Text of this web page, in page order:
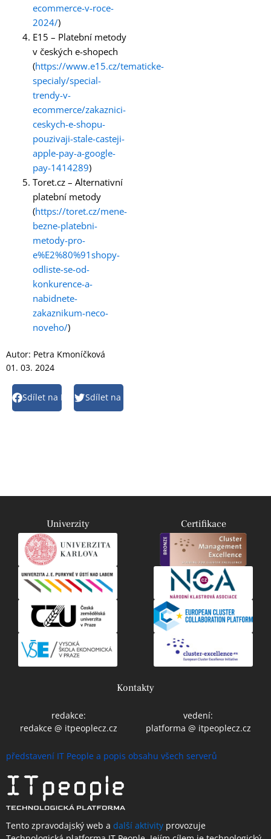
ecommerce-v-roce-
2024/)
E15 – Platební metody
v českých e-shopech
(https://www.e15.cz/tematicke-
specialy/special-
trendy-v-
ecommerce/zakaznici-
ceskych-e-shopu-
pouzivaji-stale-casteji-
apple-pay-a-google-
pay-1414289)
Toret.cz – Alternativní
platební metody
(https://toret.cz/mene-
bezne-platebni-
metody-pro-
e%E2%80%91shopy-
odliste-se-od-
konkurence-a-
nabidnete-
zakaznikum-neco-
noveho/)
Autor: Petra Kmoníčková
01. 03. 2024
Sdílet na FacebookSdílet na Twitter
Univerzity Certifikace
Kontakty
redakce:
redakce @ itpeoplecz.cz
vedení:
platforma @ itpeoplecz.cz
představení IT People a popis obsahu všech serverů
Tento zpravodajský web a další aktivity provozuje